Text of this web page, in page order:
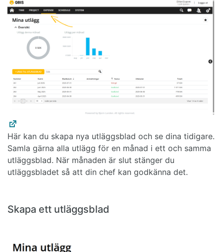
Här kan du skapa nya utläggsblad och se dina tidigare.
Samla gärna alla utlägg för en månad i ett och samma
utläggsblad. När månaden är slut stänger du
utläggsbladet så att din chef kan godkänna det.
Skapa ett utläggsblad